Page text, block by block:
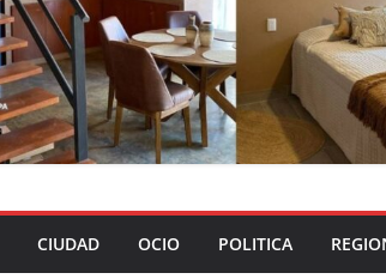
CIUDAD OCIO POLITICA